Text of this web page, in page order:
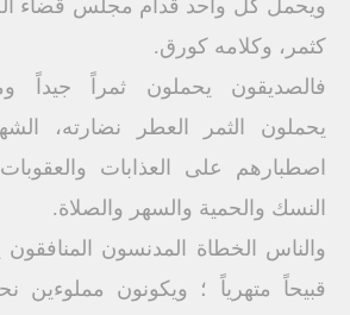
ويحمل كل واحد قدام مجلس قضاء
كثمر، وكلامه كورق.
فالصديقون يحملون ثمراً جيداً
يحملون الثمر العطر نضارته،
اصطبارهم على العذابات
النسك والحمية والسهر والصلاة.
والناس الخطاة المدنسون المنافقون
قبيحاً متهرياً ؛ ويكونون مملوءين